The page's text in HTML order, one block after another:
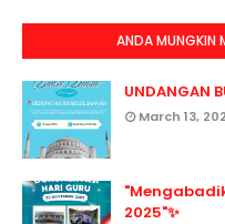
ANDA MUNGKIN
UNDANGAN
March 13,
2025"✨